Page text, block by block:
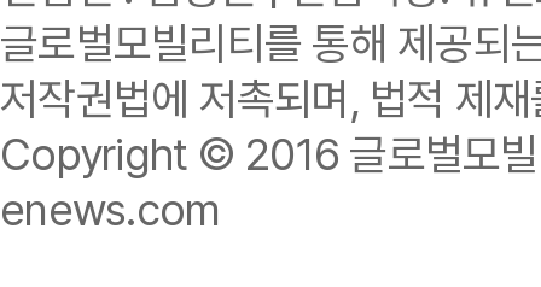
글로벌모빌리티를 통해 제공되
저작권법에 저촉되며, 법적 제
Copyright © 2016 글로벌모
enews.com